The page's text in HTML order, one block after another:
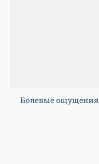
Болевые ощущения